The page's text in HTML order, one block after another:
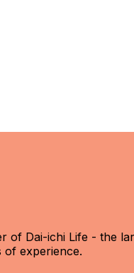
of Dai-ichi Life - the
of experience.